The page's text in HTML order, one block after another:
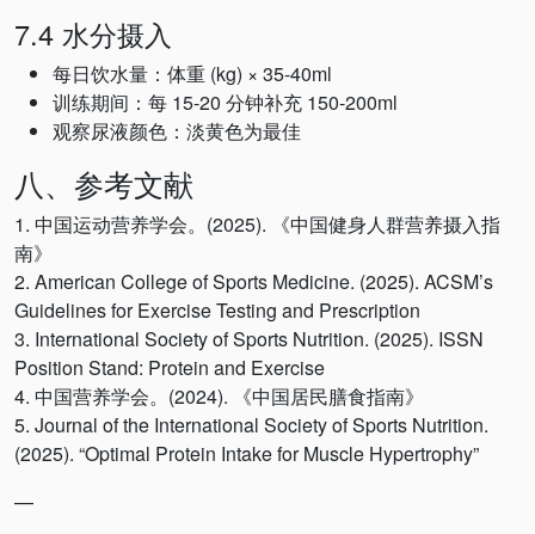
7.4 水分摄入
每日饮水量：体重 (kg) × 35-40ml
训练期间：每 15-20 分钟补充 150-200ml
观察尿液颜色：淡黄色为最佳
八、参考文献
1. 中国运动营养学会。(2025). 《中国健身人群营养摄入指
南》
2. American College of Sports Medicine. (2025). ACSM’s
Guidelines for Exercise Testing and Prescription
3. International Society of Sports Nutrition. (2025). ISSN
Position Stand: Protein and Exercise
4. 中国营养学会。(2024). 《中国居民膳食指南》
5. Journal of the International Society of Sports Nutrition.
(2025). “Optimal Protein Intake for Muscle Hypertrophy”
—